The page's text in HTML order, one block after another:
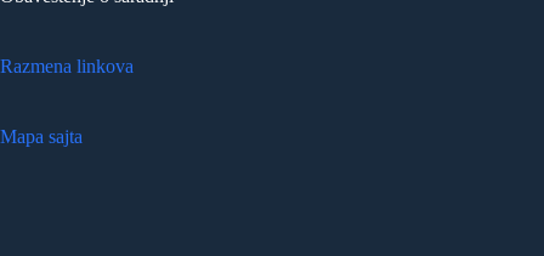
Razmena linkova
Mapa sajta